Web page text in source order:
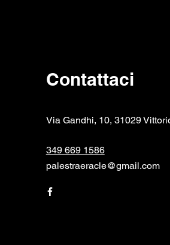
Contattaci
Via Gandhi, 10, 31029
349 669 1586
palestraeracle@gmail.com